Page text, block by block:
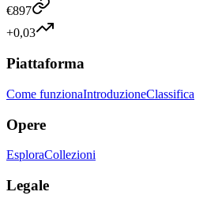
€897
+0,03
Piattaforma
Come funzionaIntroduzioneClassifica
Opere
EsploraCollezioni
Legale